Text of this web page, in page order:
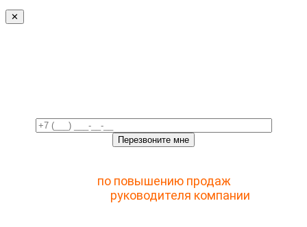
✕
по повышению продаж
руководителя компании